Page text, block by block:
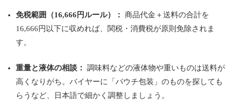
免税範囲（16,666円ルール）：
商品代金＋送料の合計を
16,666円以下に収めれば、関税・消費税が原則免除されま
す。
重量と液体の相談：
調味料などの液体物や重いものは送料が
高くなりがち。バイヤーに「パウチ包装」のものを探しても
らうなど、日本語で細かく調整しましょう。